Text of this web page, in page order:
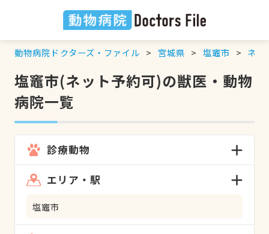
動物病院ドクターズ・ファイル 宮城県 塩竈市 ネッ
塩竈市(ネット予約可)の獣医・動物
病院一覧
診療動物
エリア・駅
塩竈市